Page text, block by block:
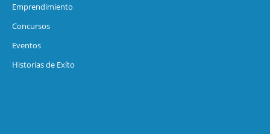
Emprendimiento
Concursos
Eventos
Historias de Exíto